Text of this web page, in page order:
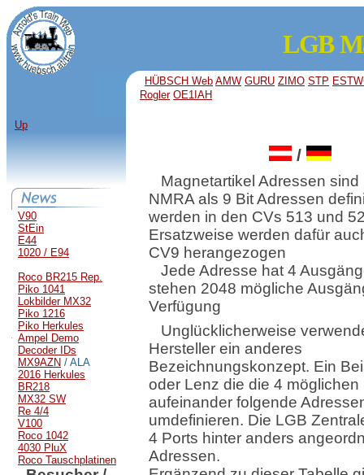
LGB
HÜBSCH Web AMW GURU ZIMO STP
Rogler OE1IAH
Up
V90
StEin
E44
1020 / E94
Roco BR215 Rep.
Piko 1041
Lokbilder MX32
Piko 1216
Piko Herkules
Ampel Demo
Decoder IDs
MX9AZN / ALA
2016 Herkules
BR218
MX32 SW
Re 4/4
V100
Roco 1042
4030 PluX
Roco Tauschplatinen
/
Magnetartikel Adressen sind
NMRA als 9 Bit Adressen
werden in den CVs 513 und
Ersatzweise werden dafür
CV9 herangezogen
Jede Adresse hat 4
stehen 2048 mögliche
Verfügung
Unglücklicherweise
Hersteller ein anderes
Bezeichnungskonzept. Ein
oder Lenz die die 4 möglichen
aufeinander folgende
umdefinieren. Die LGB
4 Ports hinter anders
Adressen.